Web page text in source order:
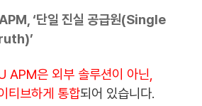
‘단일 진실 공급원(Single
APM은 외부 솔루션이 아닌,
티브하게 통합되어 있습니다.